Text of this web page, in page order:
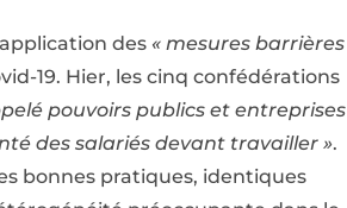
des « mesures barrières
19. Hier, les cinq confédérations
pouvoirs publics et entreprises
des salariés devant travailler ».
bonnes pratiques, identiques